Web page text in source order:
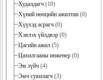
Худалдагч (10)
Хүний нөөцийн ажилтан (0)
Хүүхэд асрагч (0)
Хэвлэх үйлдвэр (0)
Цагийн ажил (5)
Цахилгааны инженер (0)
Эм зүйч (4)
Эмч сувилагч (3)